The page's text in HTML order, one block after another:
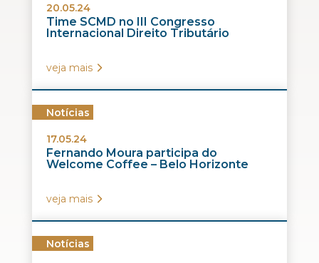
20.05.24
Time SCMD no III Congresso
Internacional Direito Tributário
veja mais
Notícias
17.05.24
Fernando Moura participa do
Welcome Coffee – Belo Horizonte
veja mais
Notícias